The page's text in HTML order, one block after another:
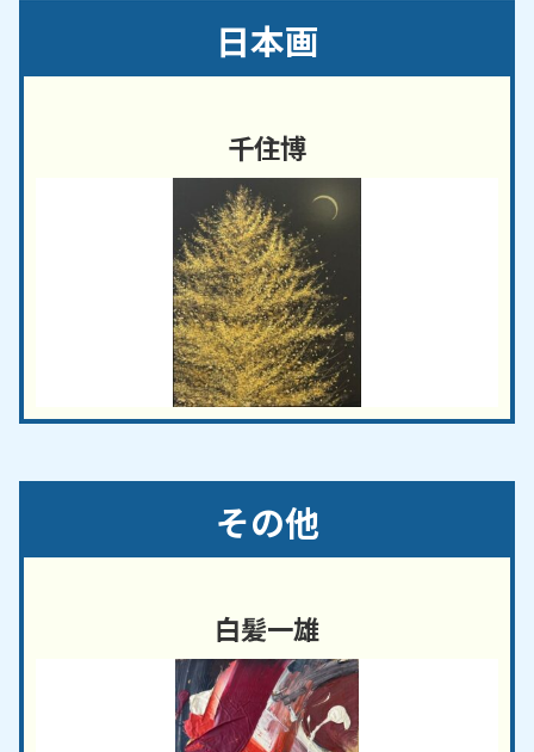
日本画
千住博
その他
白髪一雄